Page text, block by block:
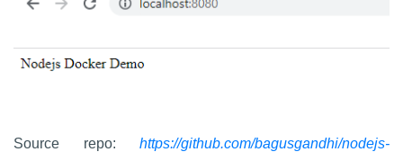
Source repo: https://github.com/bagusgandhi/nodejs-